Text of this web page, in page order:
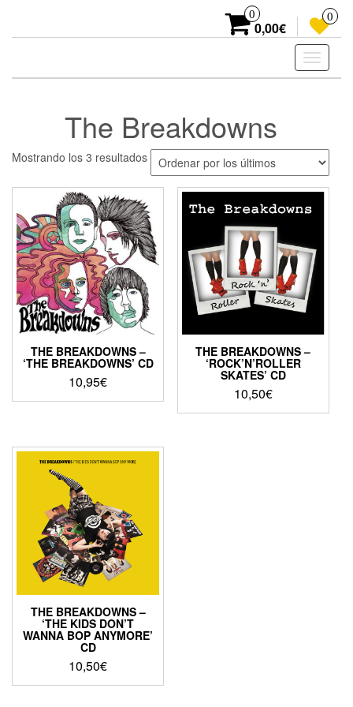
the
0
0,00€
0
Toggle
The Breakdowns
Mostrando los 3 resultadosOrdenado
por
los
últimos
THE BREAKDOWNS –
‘THE BREAKDOWNS’ CD
10,95€
THE BREAKDOWNS –
‘ROCK’N’ROLLER
SKATES’ CD
10,50€
THE BREAKDOWNS –
‘THE KIDS DON’T
WANNA BOP ANYMORE’
CD
10,50€